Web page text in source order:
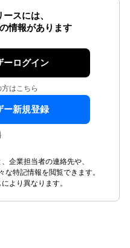
スには、
情報があります
ーログイン
はこちら
ー新規登録
企業担当者の連絡先や、
特記情報を閲覧できます。
より異なります。